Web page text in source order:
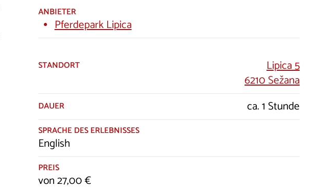
ANBIETER
Pferdepark Lipica
STANDORT
Lipica 5
6210 Sežana
DAUER ca. 1 Stunde
SPRACHE DES ERLEBNISSES
English
PREIS
von 27,00 €